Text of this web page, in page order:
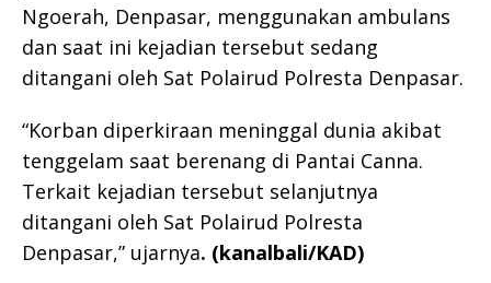
Ngoerah, Denpasar, menggunakan ambulans
dan saat ini kejadian tersebut sedang
ditangani oleh Sat Polairud Polresta Denpasar.
“Korban diperkiraan meninggal dunia akibat
tenggelam saat berenang di Pantai Canna.
Terkait kejadian tersebut selanjutnya
ditangani oleh Sat Polairud Polresta
Denpasar,” ujarnya. (kanalbali/KAD)